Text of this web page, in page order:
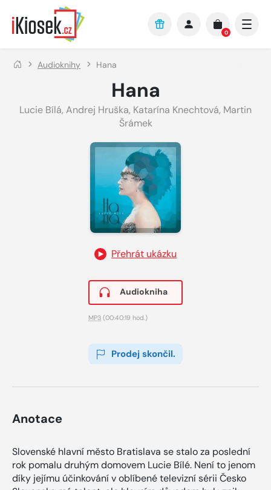
Přejít na hlavní obsah
0
Audioknihy Hana
Hana
Lucie Bílá, Andrej Hruška, Katarína Knechtová, Martin
Šrámek
Přehrát ukázku
Audiokniha
MP3 (00:40:19 hod.)
Prodej skončil.
Anotace
Slovenské hlavní město Bratislava se stalo za poslední
rok pomalu druhým domovem Lucie Bílé. Není to jenom
díky jejímu účinkování v oblíbené televizní sérii Česko